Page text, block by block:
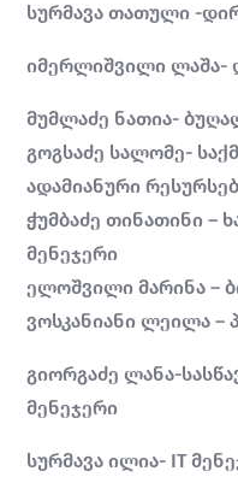
სურმავა თათული -
იმერლიშვილი ლაშა-
მუმლაძე ნათია-
გოგსაძე სალომე-
ადამიანური
ჭუმბაძე თინათინი –
მენეჯერი
ელოშვილი მარინა –
ვოსკანიანი ლეილა –
გიორგაძე ლანა-
მენეჯერი
სურმავა ილია- IT